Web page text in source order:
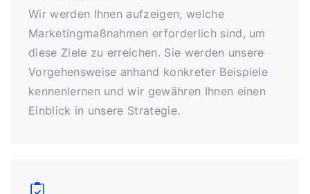
Wir werden Ihnen aufzeigen, welche
Marketingmaßnahmen erforderlich sind, um
diese Ziele zu erreichen. Sie werden unsere
Vorgehensweise anhand konkreter Beispiele
kennenlernen und wir gewähren Ihnen einen
Einblick in unsere Strategie.